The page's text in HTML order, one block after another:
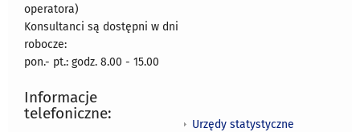
operatora)
Konsultanci są dostępni w dni
robocze:
pon.- pt.: godz. 8.00 - 15.00
Informacje
telefoniczne:
Urzędy statystyczne